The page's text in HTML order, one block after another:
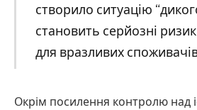
створило ситуацію
становить серйозні
для вразливих
Окрім посилення контролю над